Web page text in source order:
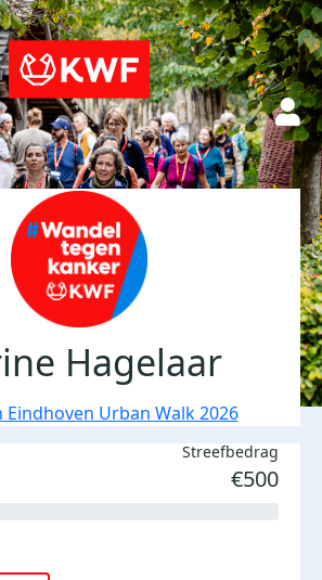
Hagelaar
Urban Walk 2026
Streefbedrag
€500